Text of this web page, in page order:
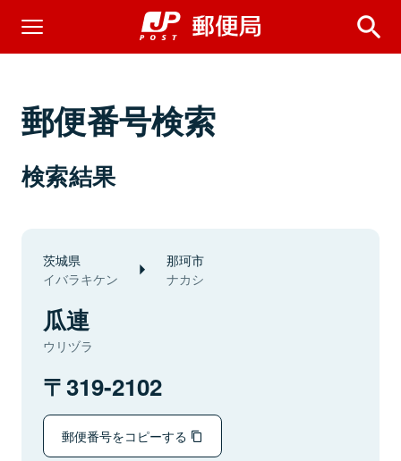
郵便番号検索
検索結果
茨城県
イバラキケン
那珂市
ナカシ
瓜連
ウリヅラ
319-2102
郵便番号をコピーする